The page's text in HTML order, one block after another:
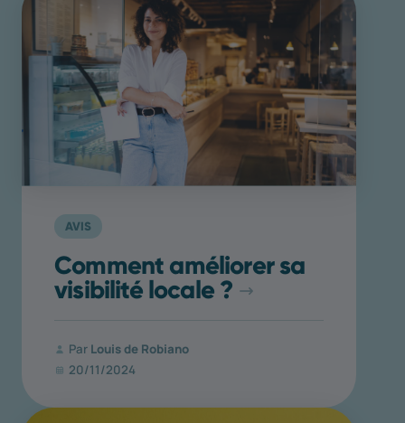
AVIS
Comment améliorer sa
visibilité locale ?
Par Louis de Robiano
20/11/2024